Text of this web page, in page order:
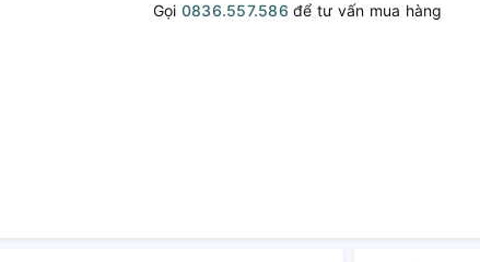
Gọi 0836.557.586 để tư vấn mua hàng